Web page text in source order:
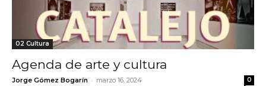
02 Cultura
Agenda de arte y cultura
Jorge Gómez Bogarín - marzo 16, 2024 0